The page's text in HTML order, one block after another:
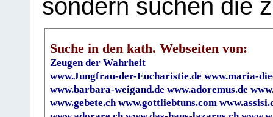
sondern suchen die
Suche in den kath. Webseiten von:
Zeugen der Wahrheit
www.Jungfrau-der-Eucharistie.de www.maria-
www.barbara-weigand.de www.adoremus.de
www.gebete.ch www.gottliebtuns.com